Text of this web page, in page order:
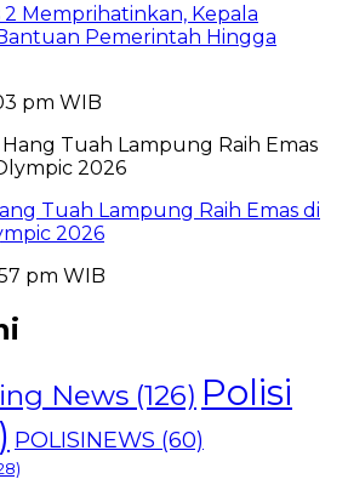
2 Memprihatinkan, Kepala
Pemerintah Hingga
pm WIB
Tuah Lampung Raih Emas di
2026
pm WIB
News (126) Polisi
POLISINEWS (60)